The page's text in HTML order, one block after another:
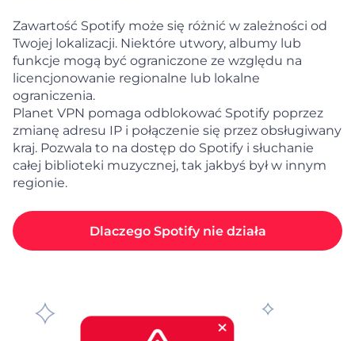
Zawartość Spotify może się różnić w zależności od
Twojej lokalizacji. Niektóre utwory, albumy lub
funkcje mogą być ograniczone ze względu na
licencjonowanie regionalne lub lokalne
ograniczenia.
Planet VPN pomaga odblokować Spotify poprzez
zmianę adresu IP i połączenie się przez obsługiwany
kraj. Pozwala to na dostęp do Spotify i słuchanie
całej biblioteki muzycznej, tak jakbyś był w innym
regionie.
Dlaczego Spotify nie działa